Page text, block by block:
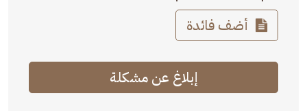
أضف فائدة
إبلاغ عن مشكلة